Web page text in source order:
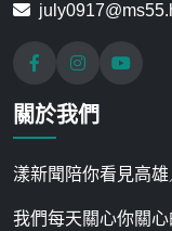
關於我們
漾新聞陪你看見高雄
我們每天關心你關